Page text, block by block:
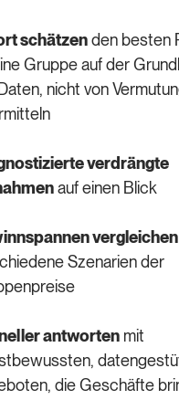
schätzenden besten
Gruppe auf der
nicht von
verdrängte
auf einen Blick
vergleichen
Szenarien der
antworten mit
die Geschäfte